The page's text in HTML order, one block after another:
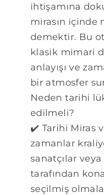
ihtişamına
mirasın içinde
demektir. Bu
klasik mimari
anlayışı ve
bir atmosfer
Neden tarihi
edilmeli?
✔️ Tarihi Miras
zamanlar
sanatçılar
tarafından
seçilmiş